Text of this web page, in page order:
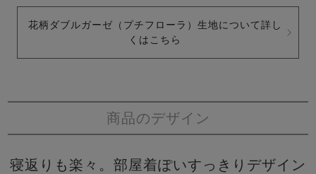
花柄ダブルガーゼ（プチフローラ）生地について詳し
くはこちら
商品のデザイン
寝返りも楽々。部屋着ぽいすっきりデザイン